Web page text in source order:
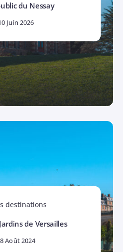
du Nessay
Juin 2026
destinations
de Versailles
Août 2024